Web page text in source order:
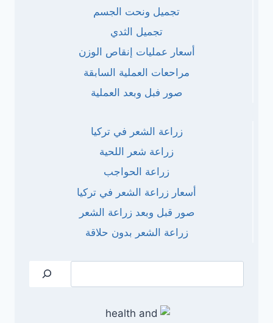
تجميل ونحت الجسم
تجميل الثدي
أسعار عمليات إنقاص الوزن
مراحعات العملية السابقة
صور فبل وبعد العملية
زراعة الشعر في تركيا
زراعة شعر اللحية
زراعة الحواجب
أسعار زراعة الشعر في تركيا
صور قبل وبعد زراعة الشعر
زراعة الشعر بدون حلاقة